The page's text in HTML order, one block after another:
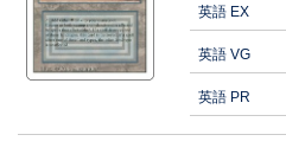
英語 EX
英語 VG
英語 PR